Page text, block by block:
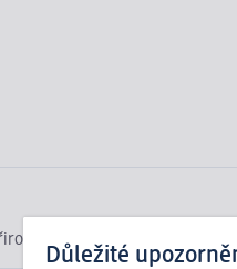
výživou. Před
Důležité